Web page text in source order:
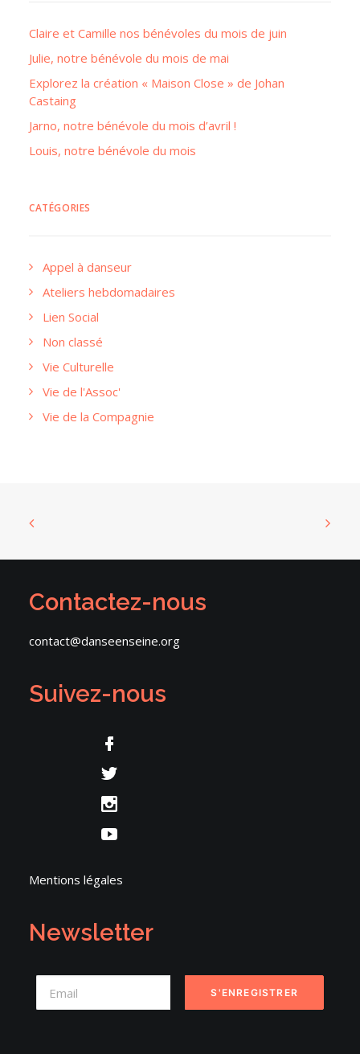
Claire et Camille nos bénévoles du mois de juin
Julie, notre bénévole du mois de mai
Explorez la création « Maison Close » de Johan
Castaing
Jarno, notre bénévole du mois d’avril !
Louis, notre bénévole du mois
CATÉGORIES
Appel à danseur
Ateliers hebdomadaires
Lien Social
Non classé
Vie Culturelle
Vie de l'Assoc'
Vie de la Compagnie
Contactez-nous
contact@danseenseine.org
Suivez-nous
Mentions légales
Newsletter